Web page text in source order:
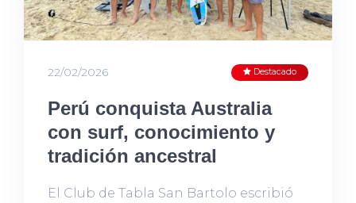
22/02/2026 Destacado
Perú conquista Australia
con surf, conocimiento y
tradición ancestral
El Club de Tabla San Bartolo escribió